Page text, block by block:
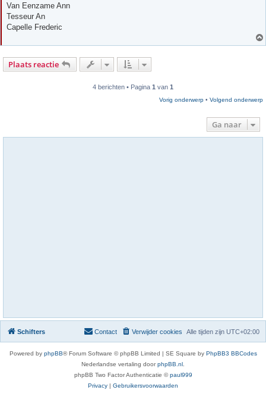
c
h
Van Eenzame Ann
Tesseur An
Capelle Frederic
Plaats reactie
4 berichten • Pagina 1 van 1
Vorig onderwerp • Volgend onderwerp
Ga naar
Schifters Alle tijden zijn UTC+02:00
Verwijder cookies
Contact
Powered by phpBB® Forum Software © phpBB Limited | SE Square by PhpBB3 BBCodes
Nederlandse vertaling doorphpBB.nl
phpBB Two Factor Authenticatie ©paul999
Privacy | Gebruikersvoorwaarden